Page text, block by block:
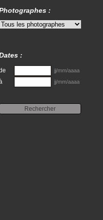
:
:
jj/mm/aaaa
jj/mm/aaaa